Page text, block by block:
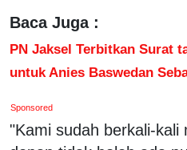
Baca Juga :
PN Jaksel Terbitkan Surat
untuk Anies Baswedan
Sponsored
"Kami sudah berkali-kali